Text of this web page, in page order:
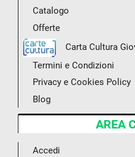
Catalogo
Offerte
Carta Cultura
Termini e Condizioni
Privacy e Cookies Policy
Blog
AREA
Accedi